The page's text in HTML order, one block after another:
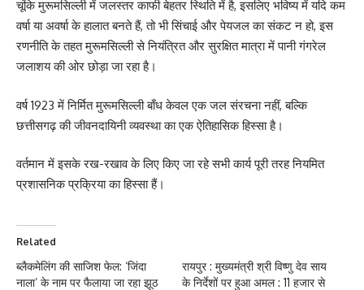
चूंकि मुरूमसिल्ली में जलस्तर काफी बेहतर स्थिति में है, इसलिए भविष्य में यदि कम
वर्षा या अवर्षा के हालात बनते हैं, तो भी सिंचाई और पेयजल का संकट न हो, इस
रणनीति के तहत मुरूमसिल्ली से नियंत्रित और सुरक्षित मात्रा में पानी गंगरेल
जलाशय की ओर छोड़ा जा रहा है।
वर्ष 1923 में निर्मित मुरूमसिल्ली बाँध केवल एक जल संरचना नहीं, बल्कि
छत्तीसगढ़ की जीवनदायिनी व्यवस्था का एक ऐतिहासिक हिस्सा है।
वर्तमान में इसके रख-रखाव के लिए किए जा रहे सभी कार्य पूरी तरह नियमित
प्रशासनिक प्रक्रिया का हिस्सा हैं।
Related
ब्लैकमेलिंग की साजिश फेल: ‘जिंदा
नाला’ के नाम पर फैलाया जा रहा झूठ
रायपुर : मुख्यमंत्री श्री विष्णु देव साय
के निर्देशों पर हुआ अमल : 11 हजार से